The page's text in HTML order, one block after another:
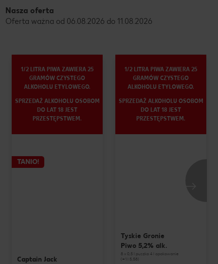
Nasza oferta
Oferta ważna od 06.08.2026 do 11.08.2026
1/2 LITRA PIWA ZAWIERA 25
GRAMÓW CZYSTEGO
ALKOHOLU ETYLOWEGO.
SPRZEDAŻ ALKOHOLU OSOBOM
DO LAT 18 JEST
PRZESTĘPSTWEM.
TANIO!
Captain Jack
1/2 LITRA PIWA ZAWIERA 25
GRAMÓW CZYSTEGO
ALKOHOLU ETYLOWEGO.
SPRZEDAŻ ALKOHOLU OSOBOM
DO LAT 18 JEST
PRZESTĘPSTWEM.
Tyskie Gronie
Piwo 5,2% alk.
8 x 0,5 l puszka 4 l opakowanie
(=1 l 5,58)